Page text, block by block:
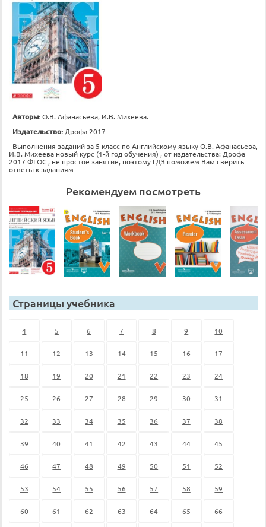
Авторы:О.В. Афанасьева, И.В. Михеева.
Издательство: Дрофа 2017
Выполнения заданий за 5 класс по Английскому языку О.В. Афанасьева,
И.В. Михеева новый курс (1-й год обучения) , от издательства: Дрофа
2017 ФГОС , не простое занятие, поэтому ГДЗ поможем Вам сверить
ответы к заданиям
Рекомендуем посмотреть
Страницы учебника
4 5 6 7 8 9 10
11 12 13 14 15 16 17
18 19 20 21 22 23 24
25 26 27 28 29 30 31
32 33 34 35 36 37 38
39 40 41 42 43 44 45
46 47 48 49 50 51 52
53 54 55 56 57 58 59
60 61 62 63 64 65 66